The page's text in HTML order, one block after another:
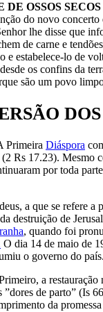
OSSOS SECOS
do novo
lhe disse que
de carne e
e estabelece-lo de
os confins da
são um povo
Primeira Diáspora
Rs 17.23).
por toda
a que se refere a
destruição de
, quando foi
O dia 14 de maio de
o governo do
a restauração
”dores de parto” (Is
da